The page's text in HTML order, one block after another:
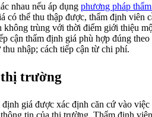
nhau nếu áp dụng phương pháp
có thể thu thập được, thẩm định
không trùng với thời điểm giới thiệu
cận thẩm định giá phù hợp đúng
nhập; cách tiếp cận từ chi phí.
thị trường
giá được xác định căn cứ vào
tin của thị trường. Thẩm định